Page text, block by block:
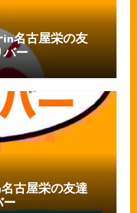
名古屋栄の友
バー
古屋栄の友達
ー